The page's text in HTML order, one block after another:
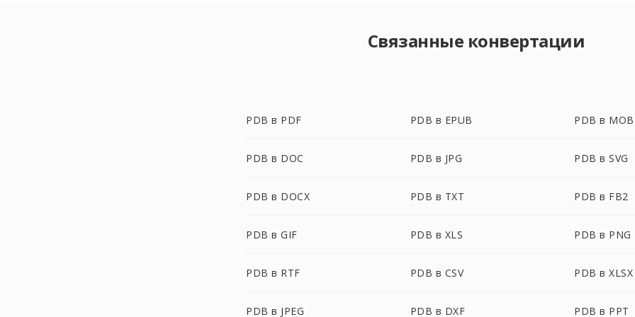
Связанные конвертации
PDB в PDF PDB в EPUB PDB в
PDB в DOC PDB в JPG PDB в SVG
PDB в DOCX PDB в TXT PDB в FB2
PDB в GIF PDB в XLS PDB в PNG
PDB в RTF PDB в CSV PDB в XLSX
PDB в JPEG PDB в DXF PDB в PPT